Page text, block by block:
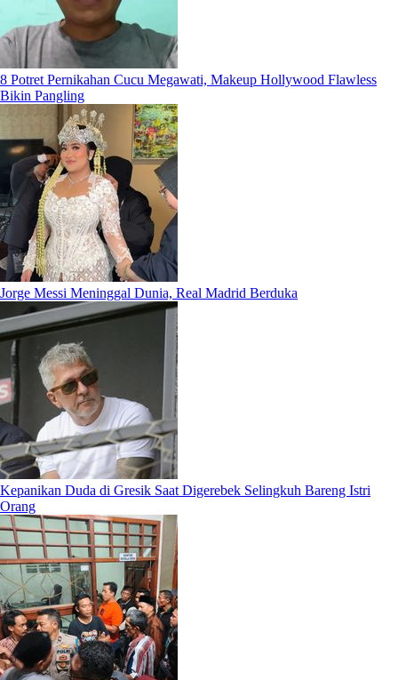
8 Potret Pernikahan Cucu Megawati, Makeup Hollywood Flawless
Bikin Pangling
Jorge Messi Meninggal Dunia, Real Madrid Berduka
Kepanikan Duda di Gresik Saat Digerebek Selingkuh Bareng Istri
Orang